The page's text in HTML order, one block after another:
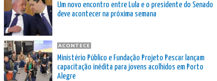
Um novo encontro entre Lula e o presidente do Senado
deve acontecer na próxima semana
ACONTECE
Ministério Público e Fundação Projeto Pescar lançam
capacitação inédita para jovens acolhidos em Porto
Alegre